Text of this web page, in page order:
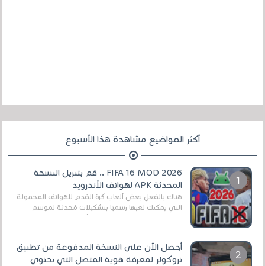
أكثر المواضيع مشاهدة هذا الأسبوع
FIFA 16 MOD 2026 .. قم بتنزيل النسخة
المحدثة APK لهواتف الأندرويد
هناك بالفعل بعض ألعاب كرة القدم للهواتف المحمولة
التي يمكنك لعبها رسميًا بتشكيلات مُحدثة لموسم
أحصل الآن على النسخة المدفوعة من تطبيق
تروكولر لمعرفة هوية المتصل التي تحتوي